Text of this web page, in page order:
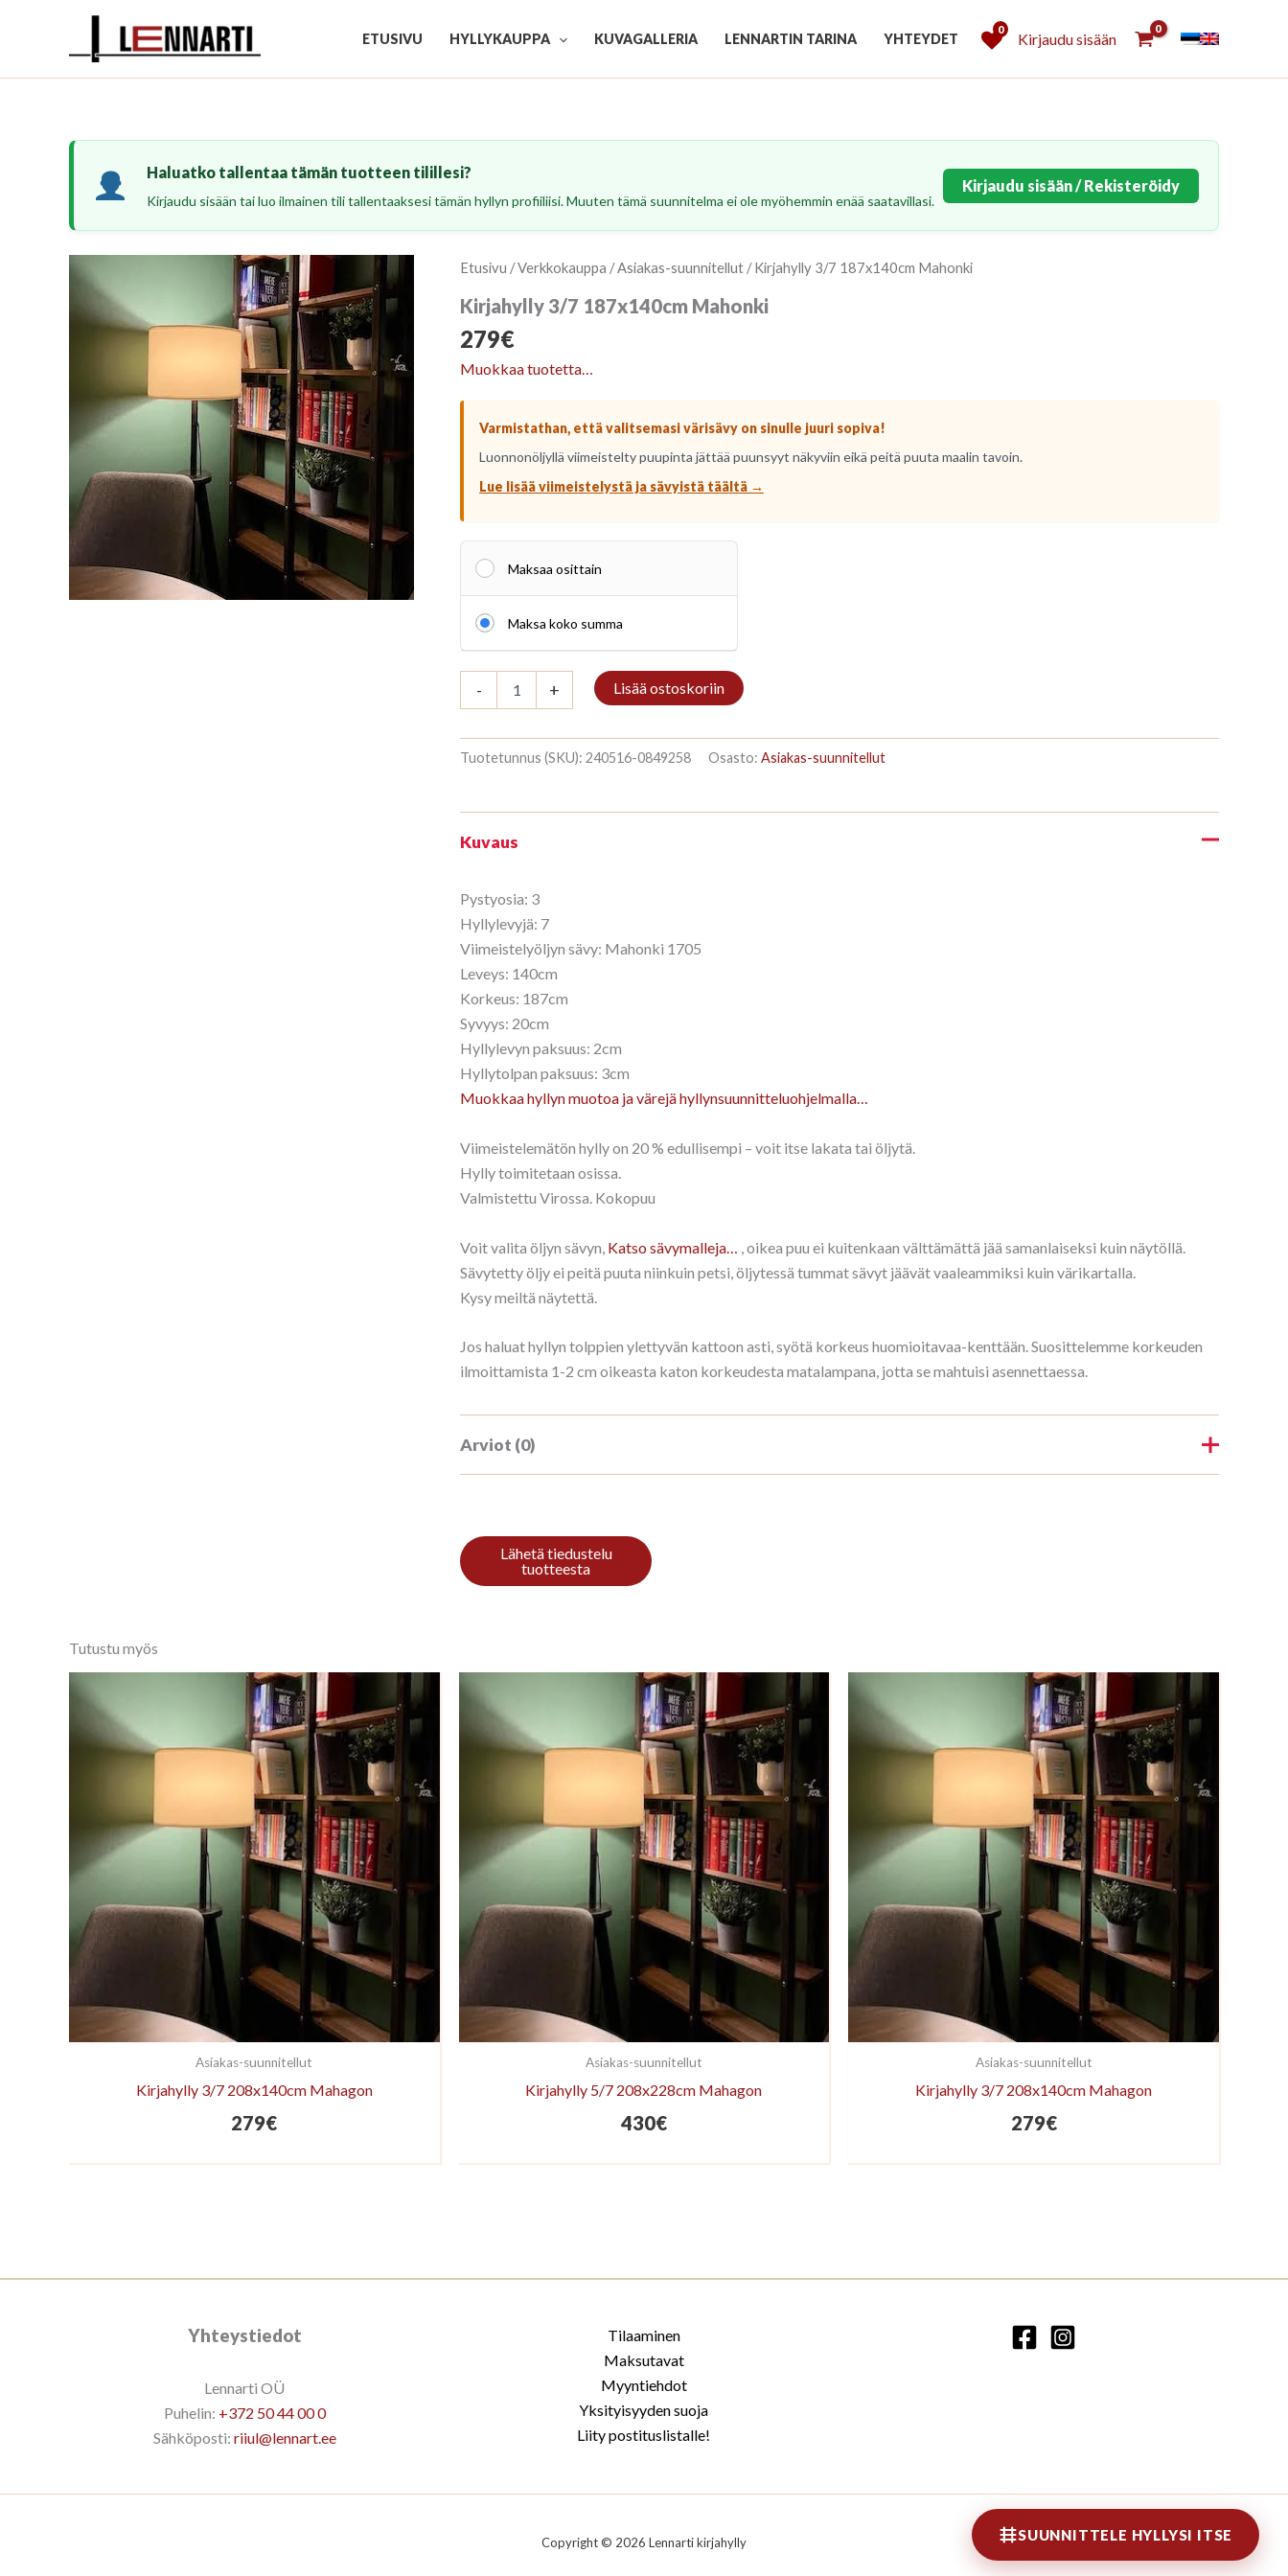
ETUSIVU HYLLYKAUPPA KUVAGALLERIA LENNARTIN TARINA YHTEYDET
0
Kirjaudu sisään
Haluatko tallentaa tämän tuotteen tilillesi?
Kirjaudu sisään tai luo ilmainen tili tallentaaksesi tämän hyllyn profiiliisi. Muuten tämä suunnitelma ei ole myöhemmin enää saatavillasi.
Kirjaudu sisään / Rekisteröidy
Etusivu /Verkkokauppa /Asiakas-suunnitellut / Kirjahylly 3/7 187x140cm Mahonki
Kirjahylly 3/7 187x140cm Mahonki
279€
Muokkaa tuotetta…
Varmistathan, että valitsemasi värisävy on sinulle juuri sopiva!
Luonnonöljyllä viimeistelty puupinta jättää puunsyyt näkyviin eikä peitä puuta maalin tavoin.
Lue lisää viimeistelystä ja sävyistä täältä →
Maksaa osittain
Maksa koko summa
-
3/7
Mahonki
määrä
+ Lisää ostoskoriin
Tuotetunnus (SKU): 240516-0849258 Osasto: Asiakas-suunnitellut
Kuvaus
Pystyosia: 3
Hyllylevyjä: 7
Viimeistelyöljyn sävy: Mahonki 1705
Leveys: 140cm
Korkeus: 187cm
Syvyys: 20cm
Hyllylevyn paksuus: 2cm
Hyllytolpan paksuus: 3cm
Muokkaa hyllyn muotoa ja värejä hyllynsuunnitteluohjelmalla…
Viimeistelemätön hylly on 20 % edullisempi – voit itse lakata tai öljytä.
Hylly toimitetaan osissa.
Valmistettu Virossa. Kokopuu
Voit valita öljyn sävyn, Katso sävymalleja…
, oikea puu ei kuitenkaan välttämättä jää samanlaiseksi kuin näytöllä.
Sävytetty öljy ei peitä puuta niinkuin petsi, öljytessä tummat sävyt jäävät vaaleammiksi kuin värikartalla.
Kysy meiltä näytettä.
Jos haluat hyllyn tolppien ylettyvän kattoon asti, syötä korkeus huomioitavaa-kenttään. Suosittelemme korkeuden
ilmoittamista 1-2 cm oikeasta katon korkeudesta matalampana, jotta se mahtuisi asennettaessa.
Arviot (0)
Kirjoita ensimmäinen arvio tuotteelle “Kirjahylly 3/7 187x140cm Mahonki”
Tutustu myös
Asiakas-suunnitellut
Kirjahylly 3/7 208x140cm Mahagon
279€
Asiakas-suunnitellut
Kirjahylly 5/7 208x228cm Mahagon
430€
Asiakas-suunnitellut
Kirjahylly 3/7 208x140cm Mahagon
279€
Yhteystiedot
Lennarti OÜ
Puhelin: +372 50 44 00 0
Sähköposti: riiul@lennart.ee
Tilaaminen
Maksutavat
Myyntiehdot
Yksityisyyden suoja
Liity postituslistalle!
Copyright © 2026 Lennarti kirjahylly SUUNNITTELE HYLLYSI ITSE